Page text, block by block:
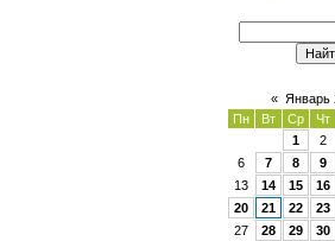
« Январь
Пн
Вт Ср Чт
1
2
6
7 8 9
13
14 15 16
20
21 22 23
27
28 29 30